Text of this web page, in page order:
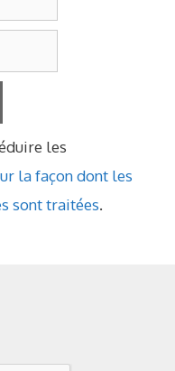
les
la façon dont les
sont traitées.